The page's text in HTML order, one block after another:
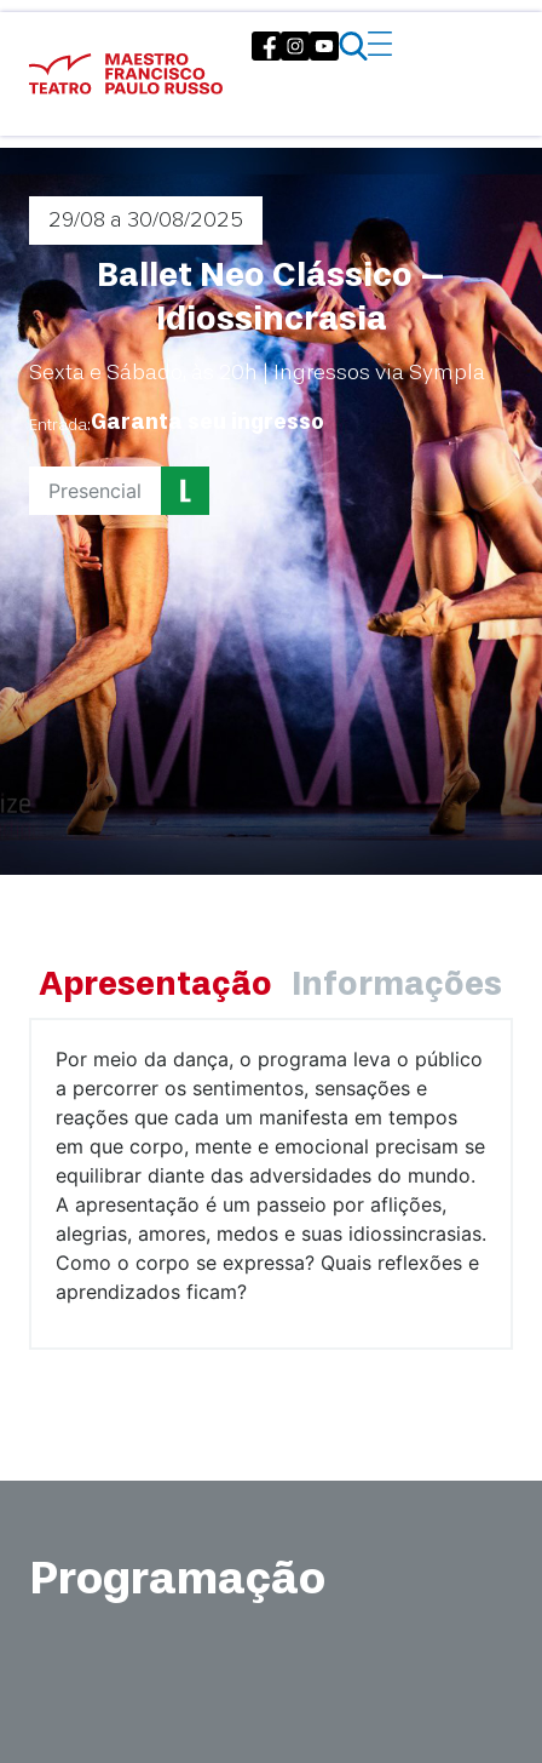
29/08 a 30/08/2025
Ballet Neo Clássico –
Idiossincrasia
Sexta e Sábado, às 20h | Ingressos via Sympla
Entrada:Garanta seu ingresso
Presencial
Apresentação Informações
Por meio da dança, o programa leva o público
a percorrer os sentimentos, sensações e
reações que cada um manifesta em tempos
em que corpo, mente e emocional precisam se
equilibrar diante das adversidades do mundo.
A apresentação é um passeio por aflições,
alegrias, amores, medos e suas idiossincrasias.
Como o corpo se expressa? Quais reflexões e
aprendizados ficam?
Programação